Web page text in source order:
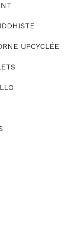
UPCYCLÉE